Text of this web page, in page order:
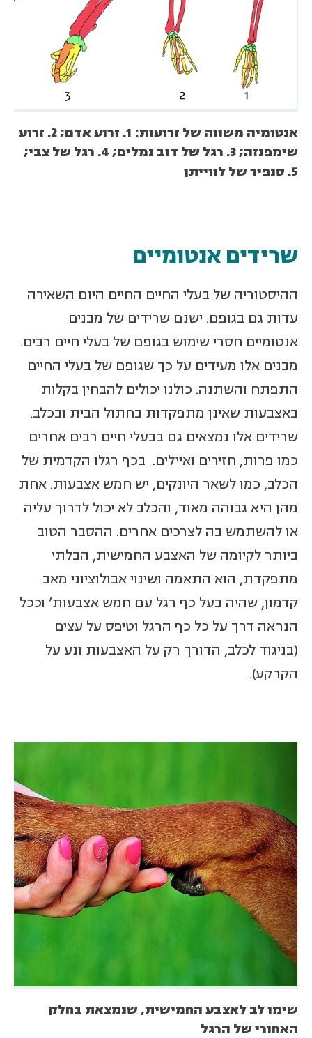
אנטומיה משווה של זרועות: 1. זרוע אדם; 2. זרוע
שימפנזה; 3. רגל של דוב נמלים; 4. רגל של צבי;
5. סנפיר של לווייתן
שרידים אנטומיים
ההיסטוריה של בעלי החיים החיים היום השאירה
עדות גם בגופם. ישנם שרידים של מבנים
אנטומיים חסרי שימוש בגופם של בעלי חיים רבים.
מבנים אלו מעידים על כך שגופם של בעלי החיים
התפתח והשתנה. כולנו יכולים להבחין בקלות
באצבעות שאינן מתפקדות בחתול הבית ובכלב.
שרידים אלו נמצאים גם בבעלי חיים רבים אחרים
כמו פרות, חזירים ואיילים. בכף רגלו הקדמית של
הכלב, כמו לשאר היונקים, יש חמש אצבעות. אחת
מהן היא גבוהה מאוד, והכלב לא יכול לדרוך עליה
או להשתמש בה לצרכים אחרים. ההסבר הטוב
ביותר לקיומה של האצבע החמישית, הבלתי
מתפקדת, הוא התאמה ושינוי אבולוציוני מאב
קדמון, שהיה בעל כף רגל עם חמש אצבעות’ וככל
הנראה דרך על כל כף הרגל וטיפס על עצים
(בניגוד לכלב, הדורך רק על האצבעות ונע על
הקרקע).
שימו לב לאצבע החמישית, שנמצאת בחלק
האחורי של הרגל